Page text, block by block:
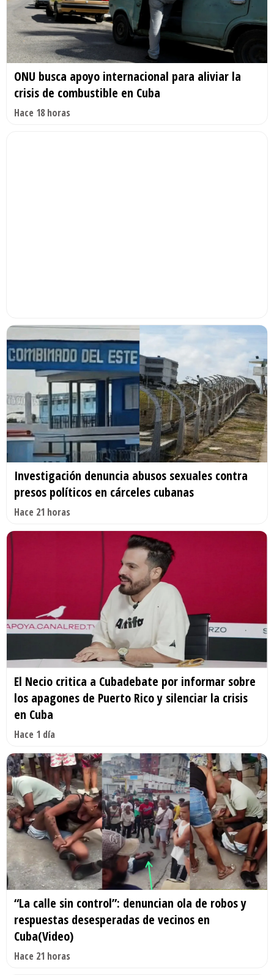
ONU busca apoyo internacional para aliviar la
crisis de combustible en Cuba
Hace 18 horas
Investigación denuncia abusos sexuales contra
presos políticos en cárceles cubanas
Hace 21 horas
El Necio critica a Cubadebate por informar sobre
los apagones de Puerto Rico y silenciar la crisis
en Cuba
Hace 1 día
“La calle sin control”: denuncian ola de robos y
respuestas desesperadas de vecinos en
Cuba(Video)
Hace 21 horas